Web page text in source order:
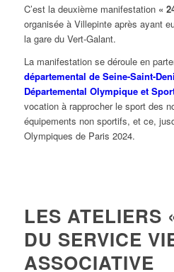
C’est la deuxième manifestation «
organisée à Villepinte après ayant
la gare du Vert-Galant.
La manifestation se déroule en
départemental de Seine-Saint-
Départemental Olympique et
vocation à rapprocher le sport des
équipements non sportifs, et ce,
Olympiques de Paris 2024.
LES ATELIERS
DU SERVICE
ASSOCIATIVE